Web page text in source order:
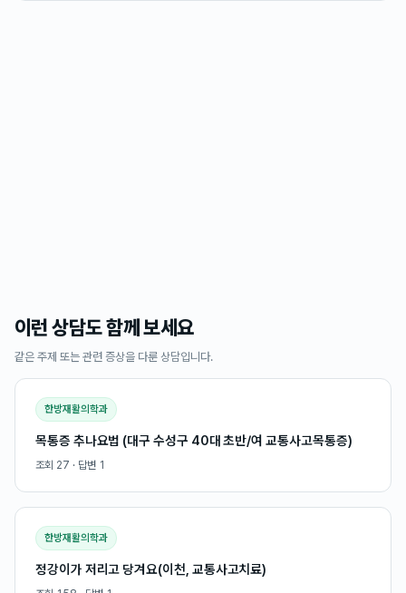
이런 상담도 함께 보세요
같은 주제 또는 관련 증상을 다룬 상담입니다.
한방재활의학과
목통증 추나요법 (대구 수성구 40대 초반/여 교통사고목통증)
조회 27 · 답변 1
한방재활의학과
정강이가 저리고 당겨요(이천, 교통사고치료)